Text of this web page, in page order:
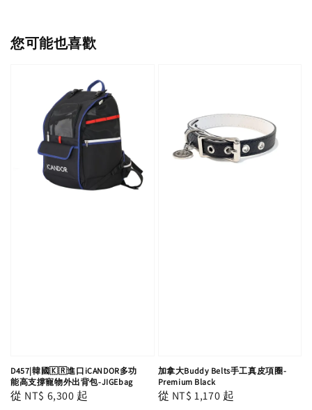
您可能也喜歡
D457|韓國🇰🇷進口iCANDOR多功
能高支撐寵物外出背包-JIGEbag
Regular
從 NT$ 6,300 起
加拿大Buddy Belts手工真皮項圈-
Premium Black
Regular
從 NT$ 1,170 起